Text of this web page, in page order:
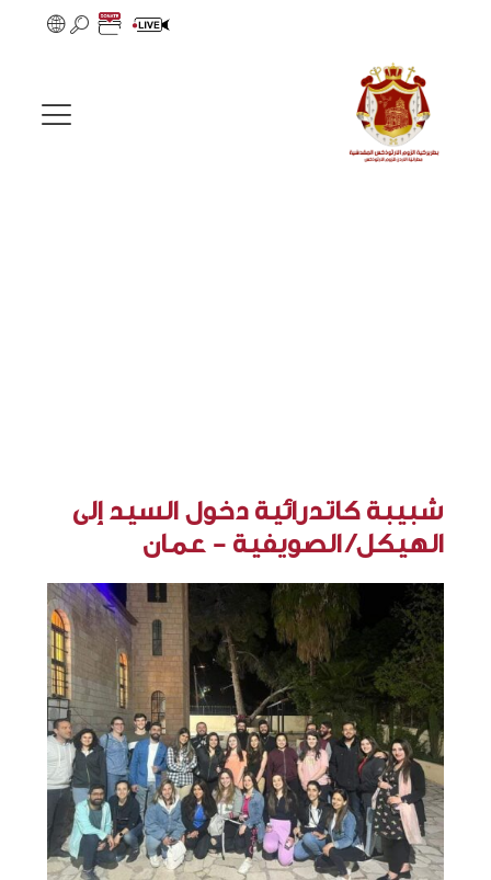
شبيبة كاتدرائية دخول السيد إلى
الهيكل/ الصويفية - عمان